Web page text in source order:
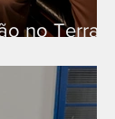
no Terra